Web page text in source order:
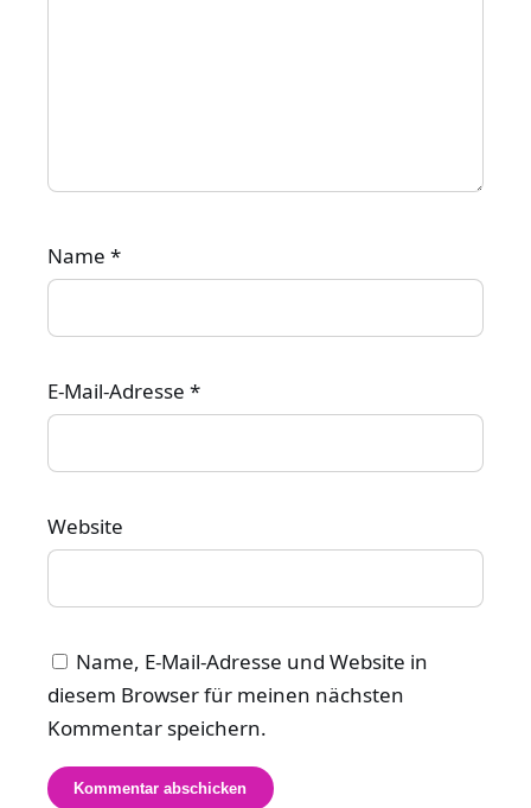
Name *
E-Mail-Adresse *
Website
Name, E-Mail-Adresse und Website in
diesem Browser für meinen nächsten
Kommentar speichern.